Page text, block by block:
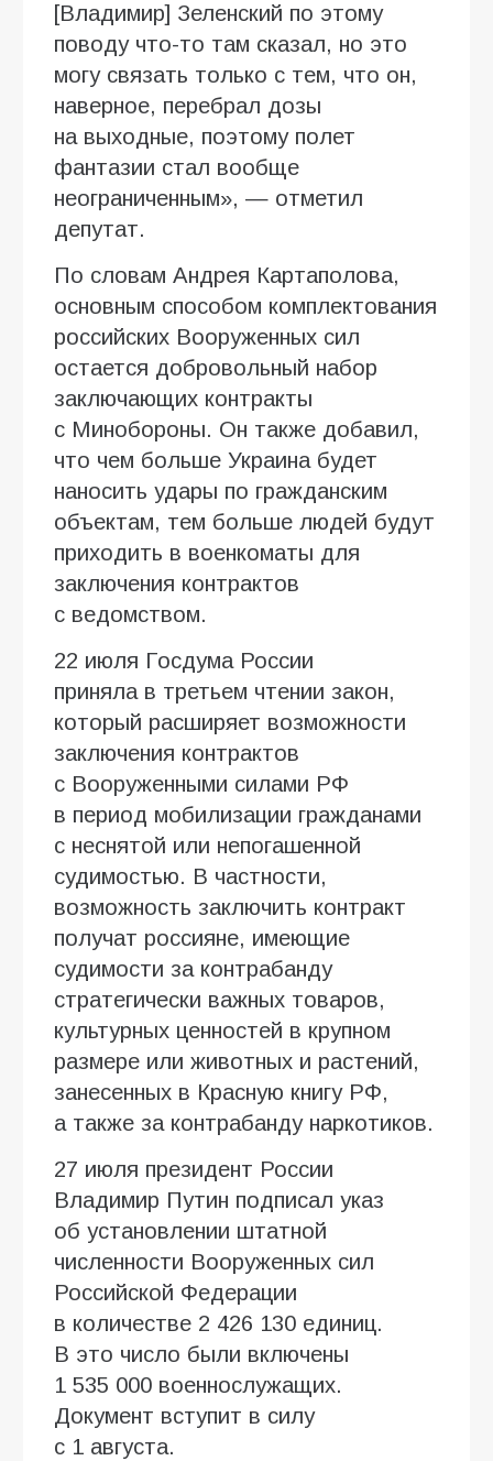
[Владимир] Зеленский по этому
поводу что-то там сказал, но это
могу связать только с тем, что он,
наверное, перебрал дозы
на выходные, поэтому полет
фантазии стал вообще
неограниченным», — отметил
депутат.
По словам Андрея Картаполова,
основным способом комплектования
российских Вооруженных сил
остается добровольный набор
заключающих контракты
с Минобороны. Он также добавил,
что чем больше Украина будет
наносить удары по гражданским
объектам, тем больше людей будут
приходить в военкоматы для
заключения контрактов
с ведомством.
22 июля Госдума России
приняла в третьем чтении закон,
который расширяет возможности
заключения контрактов
с Вооруженными силами РФ
в период мобилизации гражданами
с неснятой или непогашенной
судимостью. В частности,
возможность заключить контракт
получат россияне, имеющие
судимости за контрабанду
стратегически важных товаров,
культурных ценностей в крупном
размере или животных и растений,
занесенных в Красную книгу РФ,
а также за контрабанду наркотиков.
27 июля президент России
Владимир Путин подписал указ
об установлении штатной
численности Вооруженных сил
Российской Федерации
в количестве 2 426 130 единиц.
В это число были включены
1 535 000 военнослужащих.
Документ вступит в силу
с 1 августа.